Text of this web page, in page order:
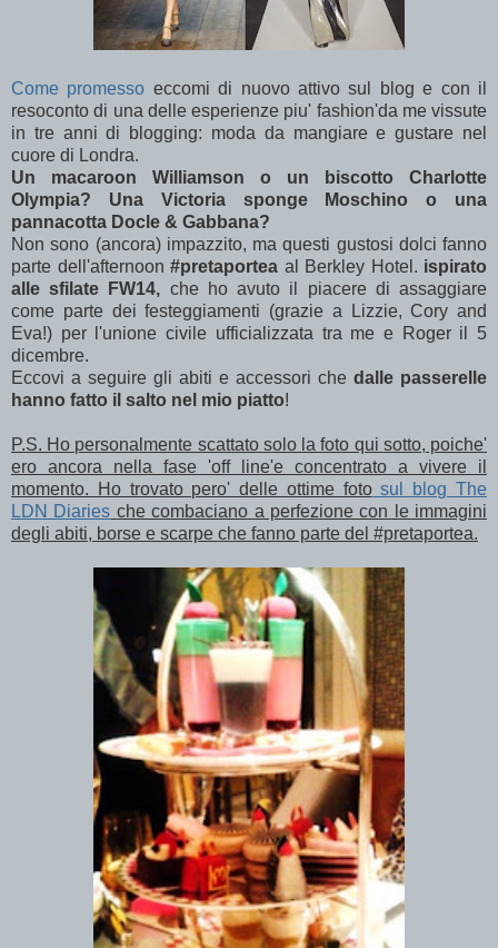
Come promesso eccomi di nuovo attivo sul blog e con il
resoconto di una delle esperienze piu' fashion'da me vissute
in tre anni di blogging: moda da mangiare e gustare nel
cuore di Londra.
Un macaroon Williamson o un biscotto Charlotte
Olympia? Una Victoria sponge Moschino o una
pannacotta Docle & Gabbana?
Non sono (ancora) impazzito, ma questi gustosi dolci fanno
parte dell'afternoon #pretaportea al Berkley Hotel. ispirato
alle sfilate FW14, che ho avuto il piacere di assaggiare
come parte dei festeggiamenti (grazie a Lizzie, Cory and
Eva!) per l'unione civile ufficializzata tra me e Roger il 5
dicembre.
Eccovi a seguire gli abiti e accessori che dalle passerelle
hanno fatto il salto nel mio piatto!
P.S. Ho personalmente scattato solo la foto qui sotto, poiche'
ero ancora nella fase 'off line'e concentrato a vivere il
momento. Ho trovato pero' delle ottime fotosul blog The
LDN Diaries che combaciano a perfezione con le immagini
degli abiti, borse e scarpe che fanno parte del #pretaportea.